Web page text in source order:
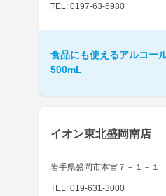
TEL: 0197-63-6980
食品にも使えるアルコー
500mL
イオン東北盛岡南店
岩手県盛岡市本宮７－１－１
TEL: 019-631-3000